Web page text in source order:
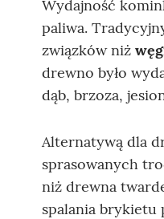
Wydajność
paliwa.
związków niż
drewno było
dąb, brzoza,
Alternatywą dla
sprasowanych
niż drewna
spalania brykietu